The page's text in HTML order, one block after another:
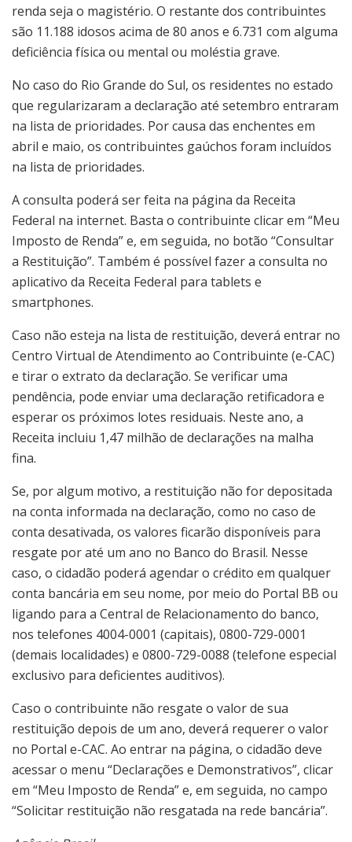
renda seja o magistério. O restante dos contribuintes
são 11.188 idosos acima de 80 anos e 6.731 com alguma
deficiência física ou mental ou moléstia grave.
No caso do Rio Grande do Sul, os residentes no estado
que regularizaram a declaração até setembro entraram
na lista de prioridades. Por causa das enchentes em
abril e maio, os contribuintes gaúchos foram incluídos
na lista de prioridades.
A consulta poderá ser feita na página da Receita
Federal na internet. Basta o contribuinte clicar em “Meu
Imposto de Renda” e, em seguida, no botão “Consultar
a Restituição”. Também é possível fazer a consulta no
aplicativo da Receita Federal para tablets e
smartphones.
Caso não esteja na lista de restituição, deverá entrar no
Centro Virtual de Atendimento ao Contribuinte (e-CAC)
e tirar o extrato da declaração. Se verificar uma
pendência, pode enviar uma declaração retificadora e
esperar os próximos lotes residuais. Neste ano, a
Receita incluiu 1,47 milhão de declarações na malha
fina.
Se, por algum motivo, a restituição não for depositada
na conta informada na declaração, como no caso de
conta desativada, os valores ficarão disponíveis para
resgate por até um ano no Banco do Brasil. Nesse
caso, o cidadão poderá agendar o crédito em qualquer
conta bancária em seu nome, por meio do Portal BB ou
ligando para a Central de Relacionamento do banco,
nos telefones 4004-0001 (capitais), 0800-729-0001
(demais localidades) e 0800-729-0088 (telefone especial
exclusivo para deficientes auditivos).
Caso o contribuinte não resgate o valor de sua
restituição depois de um ano, deverá requerer o valor
no Portal e-CAC. Ao entrar na página, o cidadão deve
acessar o menu “Declarações e Demonstrativos”, clicar
em “Meu Imposto de Renda” e, em seguida, no campo
“Solicitar restituição não resgatada na rede bancária”.